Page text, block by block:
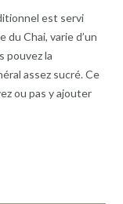
est servi
Chai, varie d’un
pouvez la
assez sucré. Ce
ou pas y ajouter